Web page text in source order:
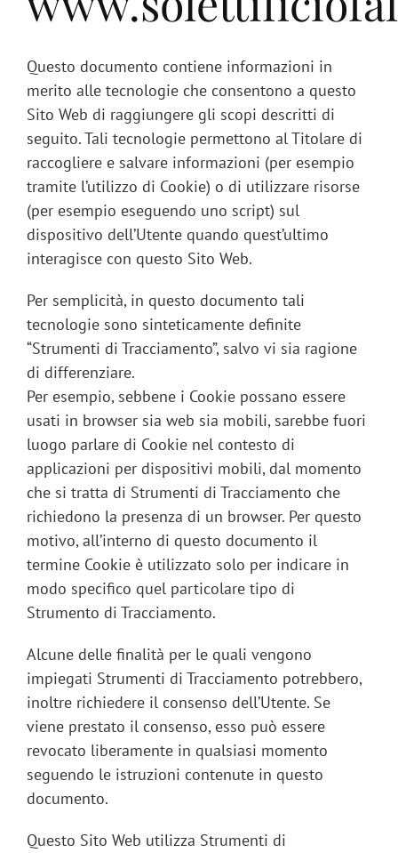
Italiano
Questo documento contiene informazioni in
merito alle tecnologie che consentono a questo
Sito Web di raggiungere gli scopi descritti di
seguito. Tali tecnologie permettono al Titolare di
raccogliere e salvare informazioni (per esempio
tramite l’utilizzo di Cookie) o di utilizzare risorse
(per esempio eseguendo uno script) sul
dispositivo dell’Utente quando quest’ultimo
interagisce con questo Sito Web.
Per semplicità, in questo documento tali
tecnologie sono sinteticamente definite
“Strumenti di Tracciamento”, salvo vi sia ragione
di differenziare.
Per esempio, sebbene i Cookie possano essere
usati in browser sia web sia mobili, sarebbe fuori
luogo parlare di Cookie nel contesto di
applicazioni per dispositivi mobili, dal momento
che si tratta di Strumenti di Tracciamento che
richiedono la presenza di un browser. Per questo
motivo, all’interno di questo documento il
termine Cookie è utilizzato solo per indicare in
modo specifico quel particolare tipo di
Strumento di Tracciamento.
Alcune delle finalità per le quali vengono
impiegati Strumenti di Tracciamento potrebbero,
inoltre richiedere il consenso dell’Utente. Se
viene prestato il consenso, esso può essere
revocato liberamente in qualsiasi momento
seguendo le istruzioni contenute in questo
documento.
Questo Sito Web utilizza Strumenti di